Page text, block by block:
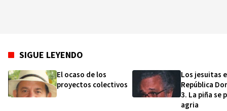
SIGUE LEYENDO
El ocaso de los
proyectos colectivos
Los jesuitas
República
3. La piña se
agria